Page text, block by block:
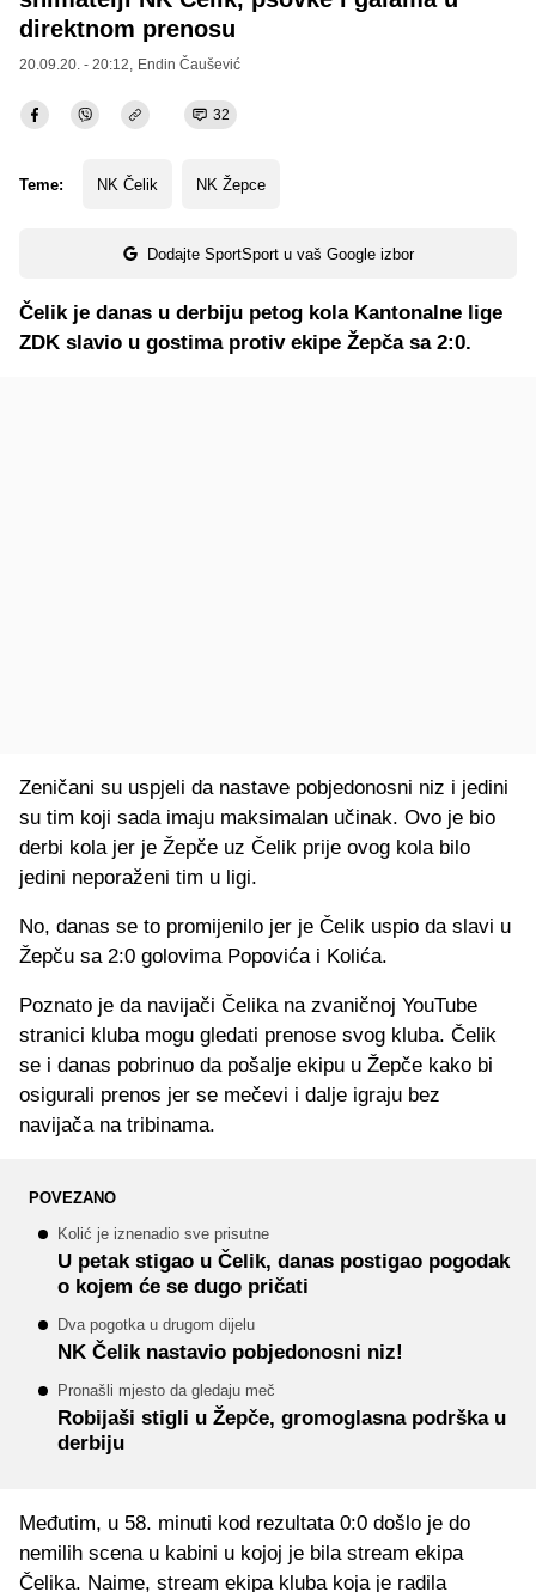
direktnom prenosu
20.09.20. - 20:12, Endin Čaušević
32
Teme: NK Čelik NK Žepce
Dodajte SportSport u vaš Google izbor
Čelik je danas u derbiju petog kola Kantonalne lige
ZDK slavio u gostima protiv ekipe Žepča sa 2:0.
Zeničani su uspjeli da nastave pobjedonosni niz i jedini
su tim koji sada imaju maksimalan učinak. Ovo je bio
derbi kola jer je Žepče uz Čelik prije ovog kola bilo
jedini neporaženi tim u ligi.
No, danas se to promijenilo jer je Čelik uspio da slavi u
Žepču sa 2:0 golovima Popovića i Kolića.
Poznato je da navijači Čelika na zvaničnoj YouTube
stranici kluba mogu gledati prenose svog kluba. Čelik
se i danas pobrinuo da pošalje ekipu u Žepče kako bi
osigurali prenos jer se mečevi i dalje igraju bez
navijača na tribinama.
POVEZANO
Kolić je iznenadio sve prisutne
U petak stigao u Čelik, danas postigao pogodak
o kojem će se dugo pričati
Dva pogotka u drugom dijelu
NK Čelik nastavio pobjedonosni niz!
Pronašli mjesto da gledaju meč
Robijaši stigli u Žepče, gromoglasna podrška u
derbiju
Međutim, u 58. minuti kod rezultata 0:0 došlo je do
nemilih scena u kabini u kojoj je bila stream ekipa
Čelika. Naime, stream ekipa kluba koja je radila